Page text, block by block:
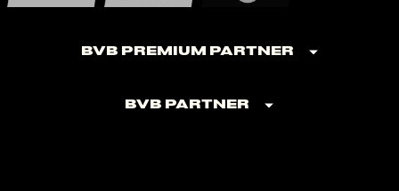
BVB Premium Partner
BVB Partner